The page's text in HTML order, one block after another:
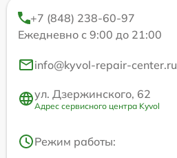
+7 (848) 238-60-97
Ежедневно с 9:00 до 21:00
info@kyvol-repair-center.ru
ул. Дзержинского, 62
Адрес сервисного центра Kyvol
Режим работы: